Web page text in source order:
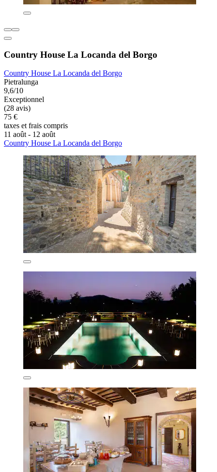
Country House La Locanda del Borgo
Country House La Locanda del Borgo
Pietralunga
9,6/10
Exceptionnel
(28 avis)
75 €
taxes et frais compris
11 août - 12 août
Country House La Locanda del Borgo